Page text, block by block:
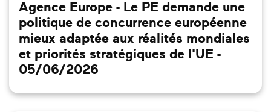
Agence Europe - Le PE demande une
politique de concurrence européenne
mieux adaptée aux réalités mondiales
et priorités stratégiques de l'UE -
05/06/2026